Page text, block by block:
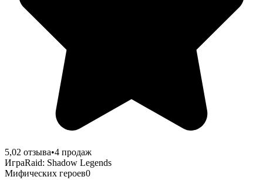
5,02 отзыва•4 продаж
ИграRaid: Shadow Legends
Мифических героев0